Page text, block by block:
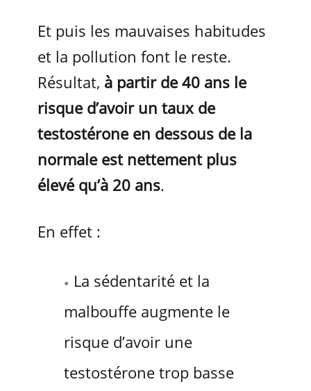
Et puis les mauvaises habitudes
et la pollution font le reste.
Résultat, à partir de 40 ans le
risque d’avoir un taux de
testostérone en dessous de la
normale est nettement plus
élevé qu’à 20 ans.
En effet :
La sédentarité et la
malbouffe augmente le
risque d’avoir une
testostérone trop basse